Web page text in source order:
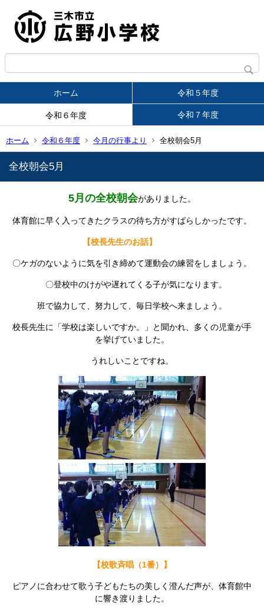
ホーム 令和５年度
令和６年度 令和７年度
ホーム 令和６年度 今月の行事より 全校朝会5月
全校朝会5月
5月の全校朝会がありました。
体育館に早く入ってきたクラスの待ち方がすばらしかったです。
【校長先生のお話】
〇ケガのないように気を引き締めて運動会の練習をしましょう。
〇登校中のけがや遅れてくる子が気になります。
班で協力して、努力して、毎日学校へ来ましょう。
校長先生に「学校は楽しいですか。」と聞かれ、多くの児童が手
を挙げていました。
うれしいことですね。
【校歌斉唱（1番）】
ピアノに合わせて歌う子どもたちの美しく澄んだ声が、体育館中
に響き渡りました。